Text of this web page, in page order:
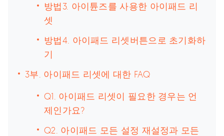
방법3. 아이튠즈를 사용한 아이패드 리
셋
방법4. 아이패드 리셋버튼으로 초기화하
기
3부. 아이패드 리셋에 대한 FAQ
Q1. 아이패드 리셋이 필요한 경우는 언
제인가요?
Q2. 아이패드 모든 설정 재설정과 모든